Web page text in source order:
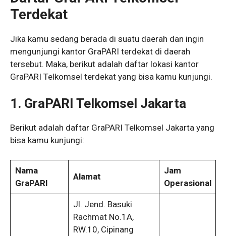
Terdekat
Jika kamu sedang berada di suatu daerah dan ingin
mengunjungi kantor GraPARI terdekat di daerah
tersebut. Maka, berikut adalah daftar lokasi kantor
GraPARI Telkomsel terdekat yang bisa kamu kunjungi.
1. GraPARI Telkomsel Jakarta
Berikut adalah daftar GraPARI Telkomsel Jakarta yang
bisa kamu kunjungi:
Nama
GraPARI
Alamat
Jam
Operasional
Jl. Jend. Basuki
Rachmat No.1A,
RW.10, Cipinang